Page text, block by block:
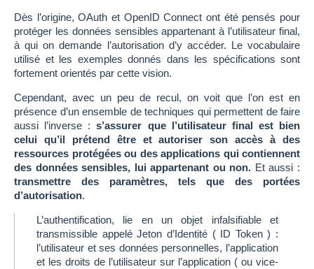
Dès l’origine, OAuth et OpenID Connect ont été pensés pour
protéger les données sensibles appartenant à l’utilisateur final,
à qui on demande l’autorisation d’y accéder. Le vocabulaire
utilisé et les exemples donnés dans les spécifications sont
fortement orientés par cette vision.
Cependant, avec un peu de recul, on voit que l’on est en
présence d’un ensemble de techniques qui permettent de faire
aussi l’inverse :s’assurer que l’utilisateur final est bien
celui qu’il prétend être et autoriser son accès à des
ressources protégées ou des applications qui contiennent
des données sensibles, lui appartenant ou non. Et aussi :
transmettre des paramètres, tels que des portées
d’autorisation.
L’authentification, lie en un objet infalsifiable et
transmissible appelé Jeton d’Identité ( ID Token ) :
l’utilisateur et ses données personnelles, l’application
et les droits de l’utilisateur sur l’application ( ou vice-